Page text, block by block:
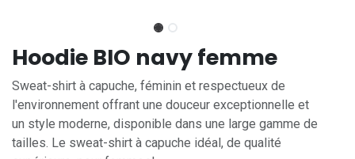
Hoodie BIO navy femme
Sweat-shirt à capuche, féminin et respectueux de
l'environnement offrant une douceur exceptionnelle et
un style moderne, disponible dans une large gamme de
tailles. Le sweat-shirt à capuche idéal, de qualité